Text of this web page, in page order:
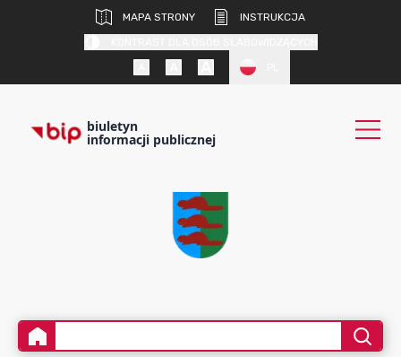
MAPA STRONY
INSTRUKCJA
biuletyn
informacji publicznej